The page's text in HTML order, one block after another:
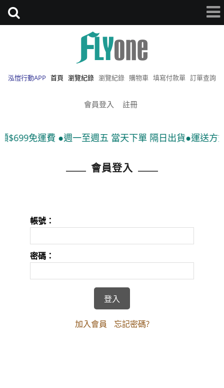
泓愷行動APP 首頁 瀏覽紀錄 瀏覽紀錄 購物車 填寫付款單 訂單查詢
會員登入 註冊
$699免運費 ●週一至週五 當天下單 隔日出貨●運送方
會員登入
帳號：
密碼：
加入會員 忘記密碼?